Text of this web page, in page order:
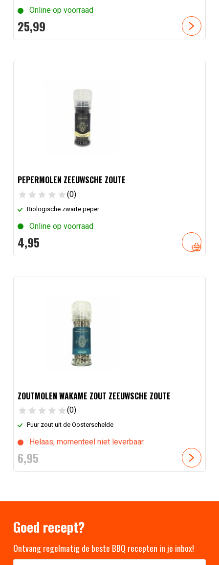
Online op voorraad
25,99
PEPERMOLEN ZEEUWSCHE ZOUTE
(0)
Biologische zwarte peper
Online op voorraad
4,95
ZOUTMOLEN WAKAME ZOUT ZEEUWSCHE ZOUTE
(0)
Puur zout uit de Oosterschelde
Helaas, momenteel niet leverbaar
6,95
Goed recept?
Ontvang regelmatig de beste BBQ recepten in je inbox!